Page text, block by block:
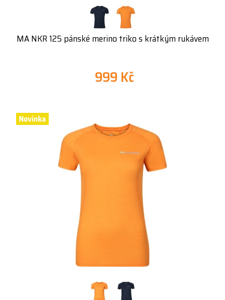
MA NKR 125 pánské merino triko s krátkým rukávem
999 Kč